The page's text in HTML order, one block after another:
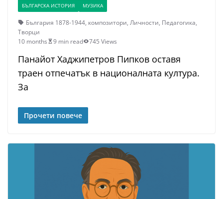
БЪЛГАРСКА ИСТОРИЯ МУЗИКА
България 1878-1944, композитори, Личности, Педагогика,
Творци
10 months
9 min read 745 Views
Панайот Хаджипетров Пипков оставя
траен отпечатък в националната култура.
За
Прочети повече